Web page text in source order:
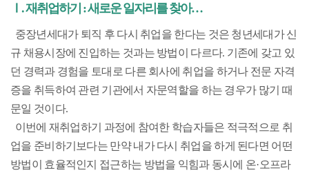
Ⅰ. 재취업하기 : 새로운 일자리를 찾아…
중장년세대가 퇴직 후 다시 취업을 한다는 것은 청년세대가 신
규 채용시장에 진입하는 것과는 방법이 다르다. 기존에 갖고 있
던 경력과 경험을 토대로 다른 회사에 취업을 하거나 전문 자격
증을 취득하여 관련 기관에서 자문역할을 하는 경우가 많기 때
문일 것이다.
이번에 재취업하기 과정에 참여한 학습자들은 적극적으로 취
업을 준비하기보다는 만약 내가 다시 취업을 하게 된다면 어떤
방법이 효율적인지 접근하는 방법을 익힘과 동시에 온·오프라